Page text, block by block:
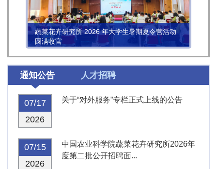
蔬菜花卉研究所 2026 年大学生暑期夏令营活动
圆满收官
通知公告 人才招聘
07/17
2026
关于“对外服务”专栏正式上线的公告
07/15
2026
中国农业科学院蔬菜花卉研究所2026年
度第二批公开招聘面...